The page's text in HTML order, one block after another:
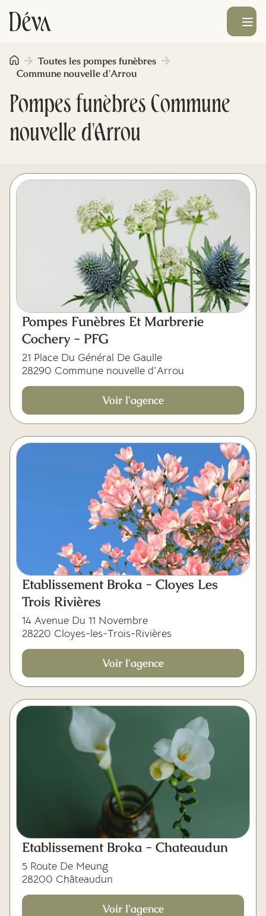
Obsèques
Prévoyance
Monument funéraire
Livraison de fleurs
Mes dernières volontés
Ouvrir le
Pompes funèbres Commune
nouvelle d'Arrou
Toutes les pompes funèbres
Commune nouvelle d'Arrou
Pompes Funèbres Et Marbrerie
Cochery - PFG
21 Place Du Général De Gaulle
28290 Commune nouvelle d'Arrou
Voir l'agence
Etablissement Broka - Cloyes Les
Trois Rivières
14 Avenue Du 11 Novembre
28220 Cloyes-les-Trois-Rivières
Voir l'agence
Etablissement Broka - Chateaudun
5 Route De Meung
28200 Châteaudun
Voir l'agence